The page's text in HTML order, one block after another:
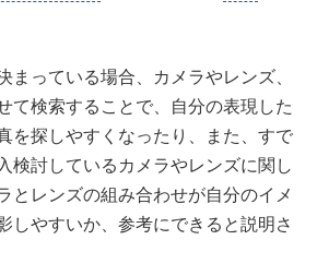
まっている場合、カメラやレンズ、
て検索することで、自分の表現した
を探しやすくなったり、また、すで
検討しているカメラやレンズに関し
とレンズの組み合わせが自分のイメ
しやすいか、参考にできると説明さ